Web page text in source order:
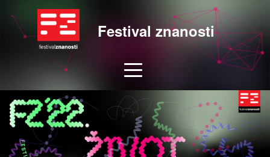
Festival znanosti